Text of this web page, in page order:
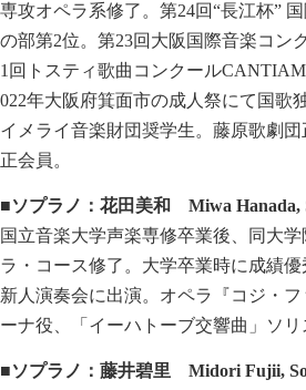
専攻オペラ系修了。第24回“長江杯”
の部第2位。第23回大阪国際音楽コン
1回トスティ歌曲コンクール
022年大阪府箕面市の成人祭にて国歌
イメライ音楽財団奨学生。藤原歌劇
正会員。
■ソプラノ：花田美和 Miwa Hanada,
国立音楽大学声楽専修卒業後、同大
ラ・コース修了。大学卒業時に成績
新人演奏会に出演。オペラ『コジ・
ーナ役、「イーハトーブ交響曲」ソリ
■ソプラノ：藤井碧里 Midori Fujii,